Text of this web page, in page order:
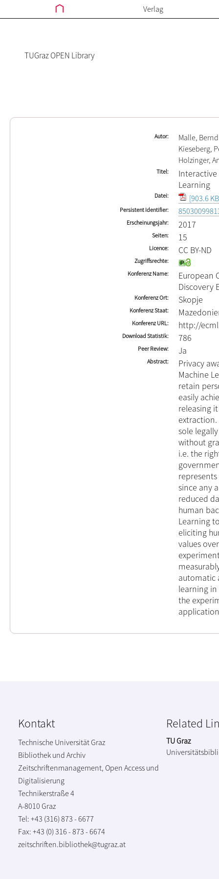
Verlag
TUGraz OPEN Library
Autor
Malle, Bernd
Kieseberg,
Holzinger,
Titel
Learning
Datei [903.6
Persistent Identifier
Erscheinungsjahr 2017
Seiten 15
Licence CC BY-ND
Zugriffsrechte
Konferenz Name
European
Discovery
Konferenz Ort Skopje
Konferenz Staat
Konferenz URL http://
Download Statistik 786
Peer Review Ja
Abstract
Privacy
Machine
retain
easily
releasing
sole
without
i.e. the
since any
reduced
human
Learning
eliciting
values
automatic
learning
the
Kontakt
Technische Universität Graz
Bibliothek und Archiv
Zeitschriftenmanagement, Open Access und
Digitalisierung
Technikerstraße 4
A-8010 Graz
Tel: +43 (316) 873 - 6677
Fax: +43 (0) 316 - 873 - 6674
zeitschriften.bibliothek@tugraz.at
Related
TU Graz